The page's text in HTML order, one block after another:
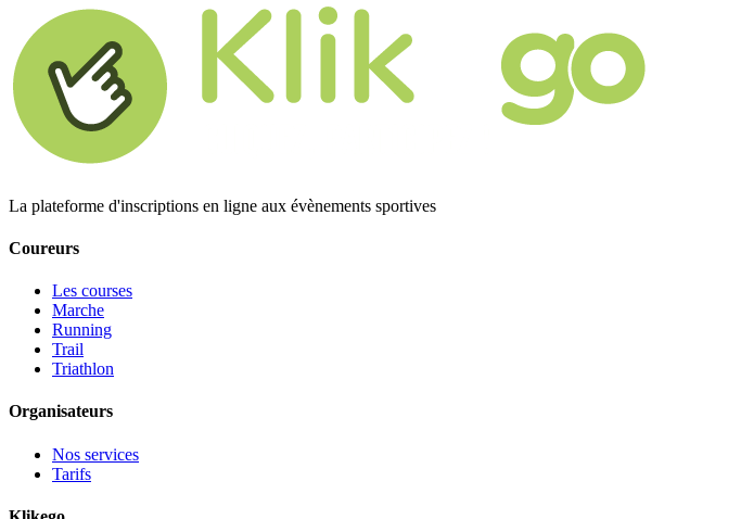
La plateforme d'inscriptions en ligne aux évènements sportives
Coureurs
Les courses
Marche
Running
Trail
Triathlon
Organisateurs
Nos services
Tarifs